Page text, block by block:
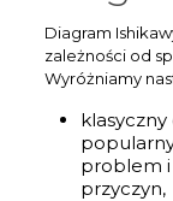
Diagram
zależności od
Wyróżniamy
problem
przyczyn,